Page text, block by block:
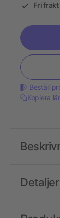
Fri frakt
Beställ
Kopiera
Detaljer